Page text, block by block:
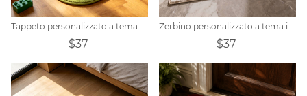
Tappeto personalizzato a tema Toy Block City
$37
Zerbino personalizzato a tema igloo natalizio
$37